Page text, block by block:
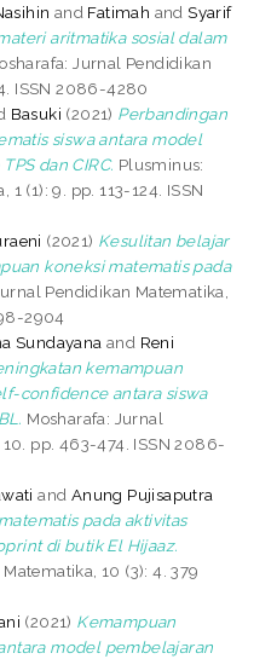
and Fatimah andSyarif
aritmatika sosial dalam
Jurnal Pendidikan
ISSN 2086-4280
Basuki (2021) Perbandingan
siswa antara model
dan CIRC. Plusminus:
(1): 9. pp. 113-124. ISSN
(2021) Kesulitan belajar
koneksi matematis pada
Pendidikan Matematika,
2904
Sundayana and Reni
kemampuan
confidence antara siswa
Mosharafa: Jurnal
pp. 463-474. ISSN 2086-
and Anung Pujisaputra
pada aktivitas
di butik El Hijaaz.
10 (3): 4. 379
(2021) Kemampuan
model pembelajaran